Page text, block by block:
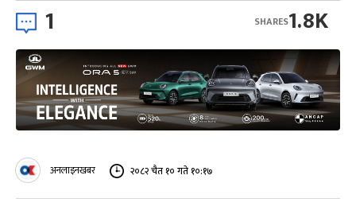
1 1.8K
SHARES
अनलाइनखबर २०८२ चैत १० गते १०:१७